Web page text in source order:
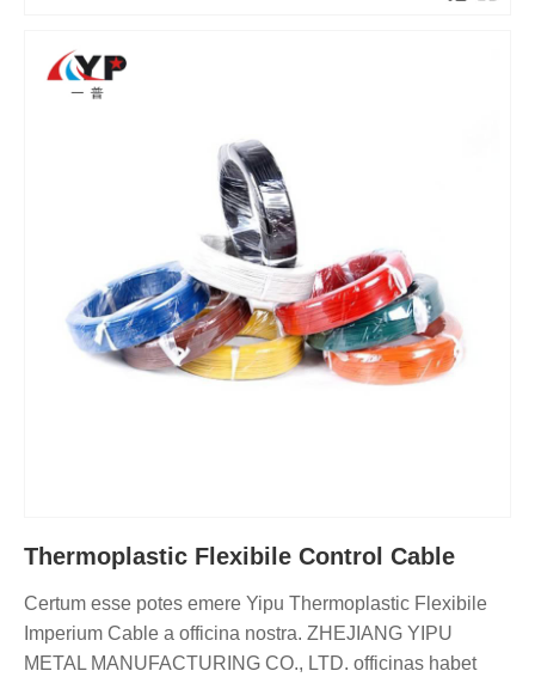
Thermoplastic Flexibile Control Cable
Certum esse potes emere Yipu Thermoplastic Flexibile
Imperium Cable a officina nostra. ZHEJIANG YIPU
METAL MANUFACTURING CO., LTD. officinas habet